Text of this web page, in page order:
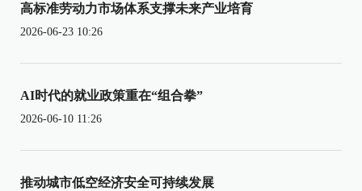
高标准劳动力市场体系支撑未来产业培育
2026-06-23 10:26
AI时代的就业政策重在“组合拳”
2026-06-10 11:26
推动城市低空经济安全可持续发展